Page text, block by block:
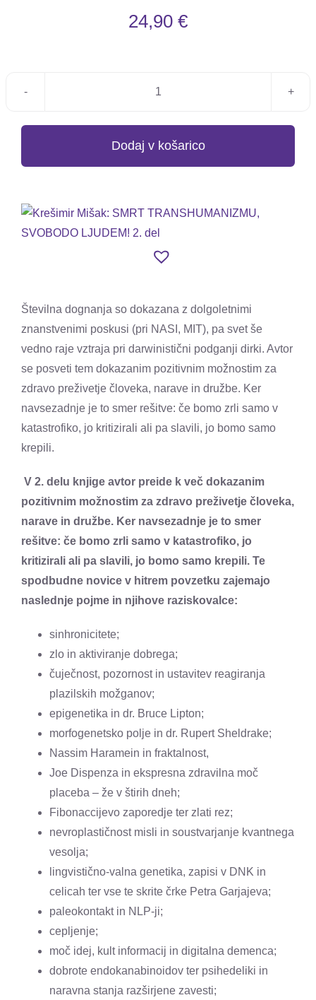
24,90 €
SMRT
2.
del
količina
Dodaj v košarico
Številna dognanja so dokazana z dolgoletnimi
znanstvenimi poskusi (pri NASI, MIT), pa svet še
vedno raje vztraja pri darwinistični podganji dirki. Avtor
se posveti tem dokazanim pozitivnim možnostim za
zdravo preživetje človeka, narave in družbe. Ker
navsezadnje je to smer rešitve: če bomo zrli samo v
katastrofiko, jo kritizirali ali pa slavili, jo bomo samo
krepili.
V 2. delu knjige avtor preide k več dokazanim
pozitivnim možnostim za zdravo preživetje človeka,
narave in družbe. Ker navsezadnje je to smer
rešitve: če bomo zrli samo v katastrofiko, jo
kritizirali ali pa slavili, jo bomo samo krepili. Te
spodbudne novice v hitrem povzetku zajemajo
naslednje pojme in njihove raziskovalce:
sinhronicitete;
zlo in aktiviranje dobrega;
čuječnost, pozornost in ustavitev reagiranja
plazilskih možganov;
epigenetika in dr. Bruce Lipton;
morfogenetsko polje in dr. Rupert Sheldrake;
Nassim Haramein in fraktalnost,
Joe Dispenza in ekspresna zdravilna moč
placeba – že v štirih dneh;
Fibonaccijevo zaporedje ter zlati rez;
nevroplastičnost misli in soustvarjanje kvantnega
vesolja;
lingvistično-valna genetika, zapisi v DNK in
celicah ter vse te skrite črke Petra Garjajeva;
paleokontakt in NLP-ji;
cepljenje;
moč idej, kult informacij in digitalna demenca;
dobrote endokanabinoidov ter psihedeliki in
naravna stanja razširjene zavesti;